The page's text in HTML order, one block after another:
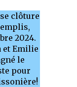
clôture
2024.
et Emilie
le
pour